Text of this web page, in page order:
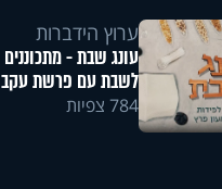
ערוץ הידברות
עונג שבת - מתכוננים
לשבת עם פרשת עקב
784 צפיות